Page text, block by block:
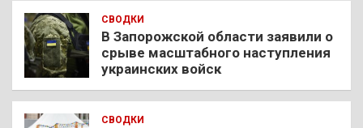
СВОДКИ
В Запорожской области заявили о
срыве масштабного наступления
украинских войск
СВОДКИ